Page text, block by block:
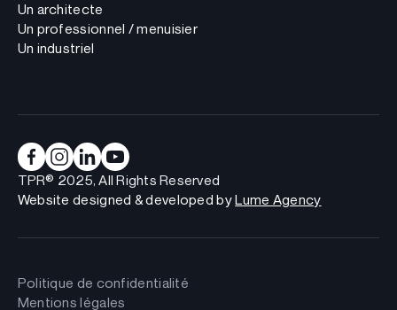
Un architecte
Un professionnel / menuisier
Un industriel
TPR® 2025, All Rights Reserved
Website designed & developed byLume Agency
Politique de confidentialité
Mentions légales